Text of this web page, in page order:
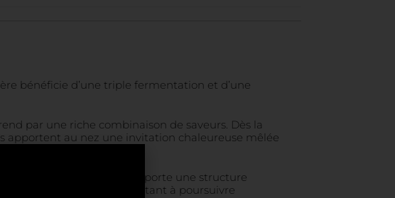
bénéficie d’une triple fermentation et d’une
par une riche combinaison de saveurs. Dès la
apportent au nez une invitation chaleureuse mêlée
La présence de tanins apporte une structure
chaleureuse demeure, invitant à poursuivre